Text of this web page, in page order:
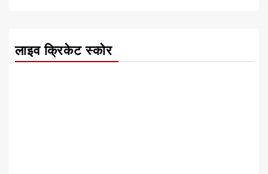
लाइव क्रिकेट स्कोर